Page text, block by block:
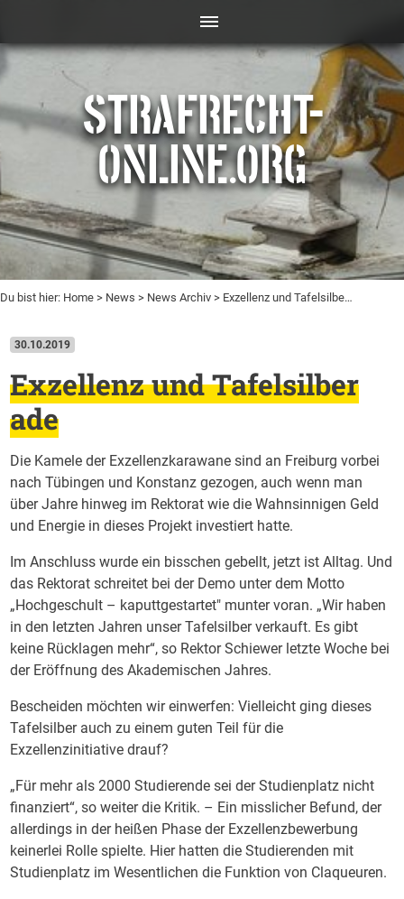
STRAFRECHT-
ONLINE.ORG
Du bist hier: Home > News > News Archiv > Exzellenz und Tafelsilbe…
30.10.2019
Exzellenz und Tafelsilber
ade
Die Kamele der Exzellenzkarawane sind an Freiburg vorbei
nach Tübingen und Konstanz gezogen, auch wenn man
über Jahre hinweg im Rektorat wie die Wahnsinnigen Geld
und Energie in dieses Projekt investiert hatte.
Im Anschluss wurde ein bisschen gebellt, jetzt ist Alltag. Und
das Rektorat schreitet bei der Demo unter dem Motto
„Hochgeschult – kaputtgestartet" munter voran. „Wir haben
in den letzten Jahren unser Tafelsilber verkauft. Es gibt
keine Rücklagen mehr“, so Rektor Schiewer letzte Woche bei
der Eröffnung des Akademischen Jahres.
Bescheiden möchten wir einwerfen: Vielleicht ging dieses
Tafelsilber auch zu einem guten Teil für die
Exzellenzinitiative drauf?
„Für mehr als 2000 Studierende sei der Studienplatz nicht
finanziert“, so weiter die Kritik. – Ein misslicher Befund, der
allerdings in der heißen Phase der Exzellenzbewerbung
keinerlei Rolle spielte. Hier hatten die Studierenden mit
Studienplatz im Wesentlichen die Funktion von Claqueuren.